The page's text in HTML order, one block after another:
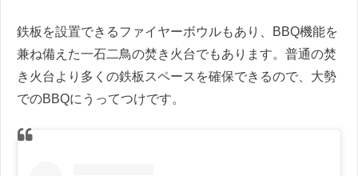
鉄板を設置できるファイヤーボウルもあり、BBQ機能を
兼ね備えた一石二鳥の焚き火台でもあります。普通の焚
き火台より多くの鉄板スペースを確保できるので、大勢
でのBBQにうってつけです。